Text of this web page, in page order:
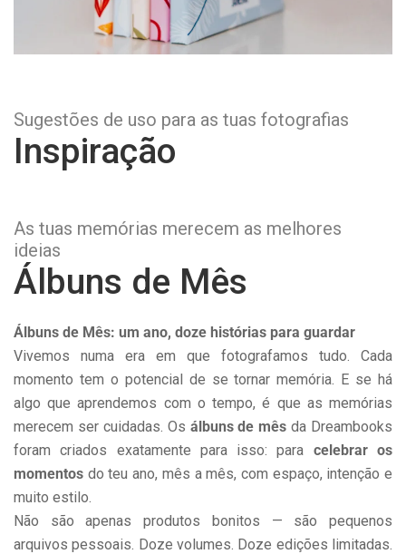
Sugestões de uso para as tuas fotografias
Inspiração
As tuas memórias merecem as melhores
ideias
Álbuns de Mês
Álbuns de Mês: um ano, doze histórias para guardar
Vivemos numa era em que fotografamos tudo. Cada
momento tem o potencial de se tornar memória. E se há
algo que aprendemos com o tempo, é que as memórias
merecem ser cuidadas. Os álbuns de mês da Dreambooks
foram criados exatamente para isso: para celebrar os
momentos do teu ano, mês a mês, com espaço, intenção e
muito estilo.
Não são apenas produtos bonitos — são pequenos
arquivos pessoais. Doze volumes. Doze edições limitadas.